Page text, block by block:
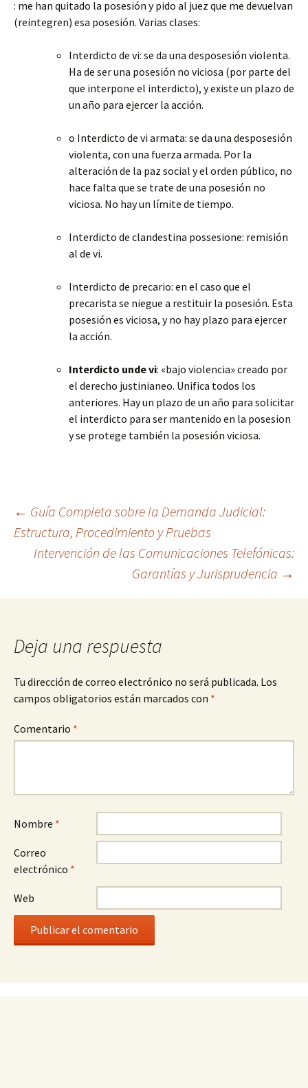
: me han quitado la posesión y pido al juez que me devuelvan
(reintegren) esa posesión. Varias clases:
Interdicto de vi: se da una desposesión violenta.
Ha de ser una posesión no viciosa (por parte del
que interpone el interdicto), y existe un plazo de
un año para ejercer la acción.
o Interdicto de vi armata: se da una desposesión
violenta, con una fuerza armada. Por la
alteración de la paz social y el orden público, no
hace falta que se trate de una posesión no
viciosa. No hay un límite de tiempo.
Interdicto de clandestina possesione: remisión
al de vi.
Interdicto de precario: en el caso que el
precarista se niegue a restituir la posesión. Esta
posesión es viciosa, y no hay plazo para ejercer
la acción.
Interdicto unde vi: «bajo violencia» creado por
el derecho justinianeo. Unifica todos los
anteriores. Hay un plazo de un año para solicitar
el interdicto para ser mantenido en la posesion
y se protege también la posesión viciosa.
Navegación
de
entradas
← Guía Completa sobre la Demanda Judicial:
Estructura, Procedimiento y Pruebas
Intervención de las Comunicaciones Telefónicas:
Garantías y Jurisprudencia →
Deja una respuesta
Tu dirección de correo electrónico no será publicada. Los
campos obligatorios están marcados con *
Comentario *
Nombre *
Correo
electrónico *
Web